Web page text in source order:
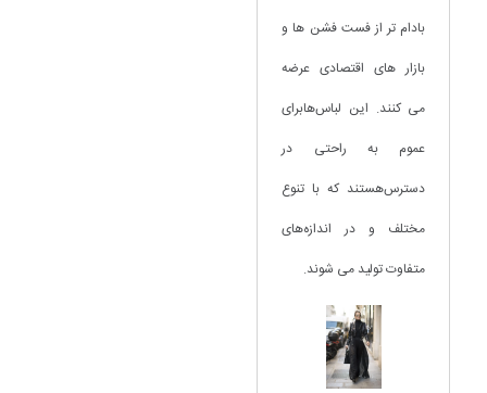
بادام تر از فست فشن ها و
بازار های اقتصادی عرضه
می کنند. این لباس‌هابرای
عموم به راحتی در
دسترس‌هستند که با تنوع
مختلف و در اندازه‌های
متفاوت تولید می شوند.